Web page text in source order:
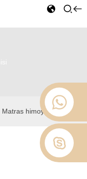
Matras himoyachisi